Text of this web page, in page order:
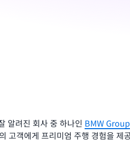
알려진 회사 중 하나인 BMW Group
고객에게 프리미엄 주행 경험을 제